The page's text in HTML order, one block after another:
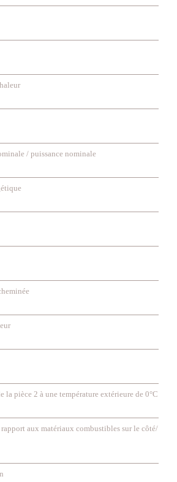
/ puissance nominale
la pièce 2 à une température extérieure de 0°C
aux matériaux combustibles sur le côté/